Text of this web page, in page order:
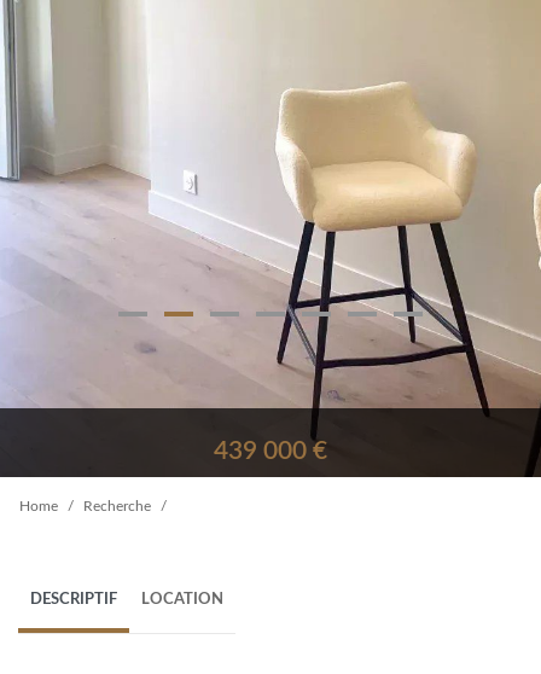
Home Recherche
439 000 €
DESCRIPTIF LOCATION